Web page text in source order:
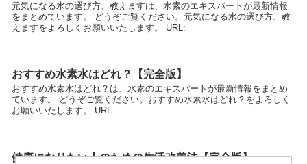
元気になる水の選び方、教えますは、水素のエキスパートが最新情報
をまとめています。 どうぞご覧ください。元気になる水の選び方、教
えますをよろしくお願いいたします。 URL:
おすすめ水素水はどれ？【完全版】
おすすめ水素水はどれ？は、水素のエキスパートが最新情報をまとめ
ています。 どうぞご覧ください。おすすめ水素水はどれ？をよろしく
お願いいたします。 URL:
健康になりたい人のための生活改善法【完全版】